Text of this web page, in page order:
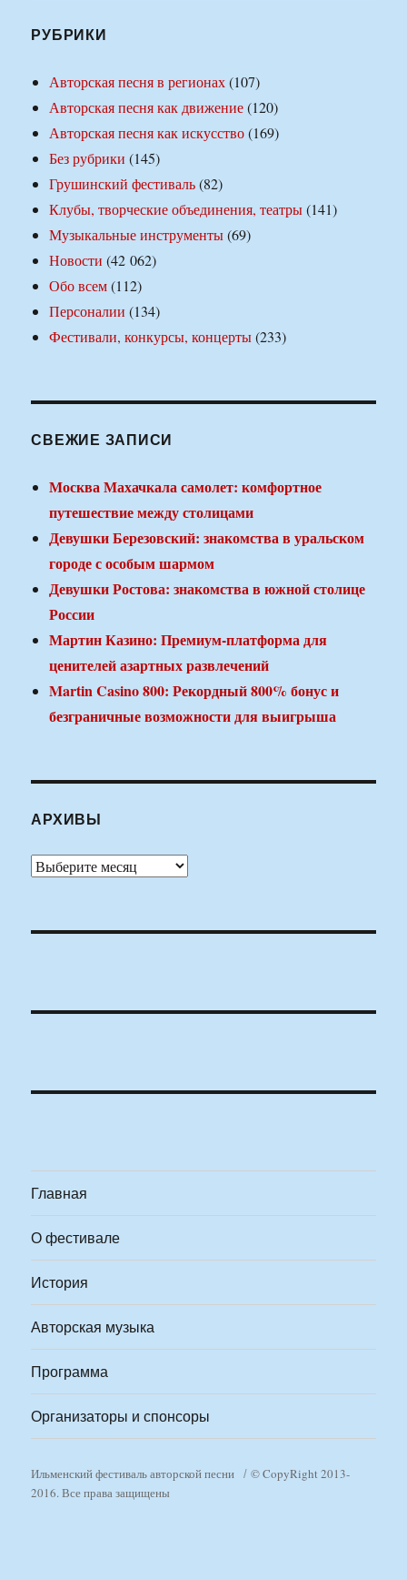
РУБРИКИ
Авторская песня в регионах(107)
Авторская песня как движение(120)
Авторская песня как искусство(169)
Без рубрики (145)
Грушинский фестиваль(82)
Клубы, творческие объединения, театры(141)
Музыкальные инструменты(69)
Новости (42 062)
Обо всем(112)
Персоналии (134)
Фестивали, конкурсы, концерты(233)
СВЕЖИЕ ЗАПИСИ
Москва Махачкала самолет: комфортное
путешествие между столицами
Девушки Березовский: знакомства в уральском
городе с особым шармом
Девушки Ростова: знакомства в южной столице
России
Мартин Казино: Премиум-платформа для
ценителей азартных развлечений
Martin Casino 800: Рекордный 800% бонус и
безграничные возможности для выигрыша
АРХИВЫ
Архивы
Главная
О фестивале
История
Авторская музыка
Программа
Организаторы и спонсоры
Ильменский фестиваль авторской песни
© CopyRight 2013-
2016. Все права защищены